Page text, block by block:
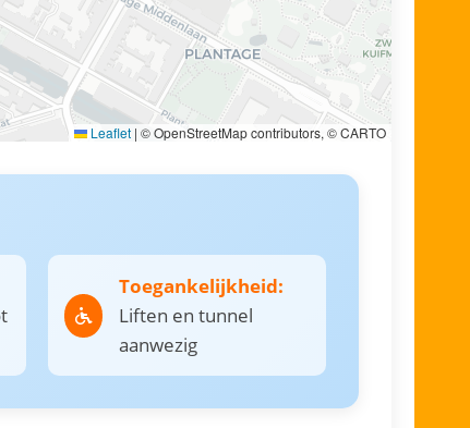
Leaflet | © OpenStreetMap contributors, © CARTO
Toegankelijkheid:
Liften en tunnel
aanwezig